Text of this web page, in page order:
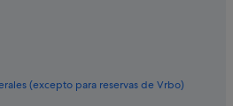
(excepto para reservas de Vrbo)